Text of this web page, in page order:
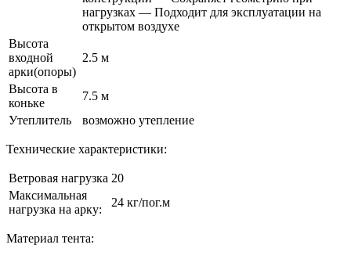
нагрузках — Подходит для эксплуатации на
открытом воздухе
Высота
входной
арки(опоры)
2.5 м
Высота в
коньке
7.5 м
Утеплитель
возможно утепление
Технические характеристики:
Ветровая нагрузка 20
Максимальная
нагрузка на арку:
24 кг/пог.м
Материал тента: